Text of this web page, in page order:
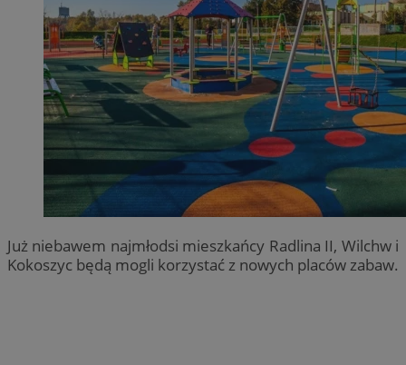
Już niebawem najmłodsi mieszkańcy Radlina II, Wilchw i
Kokoszyc będą mogli korzystać z nowych placów zabaw.